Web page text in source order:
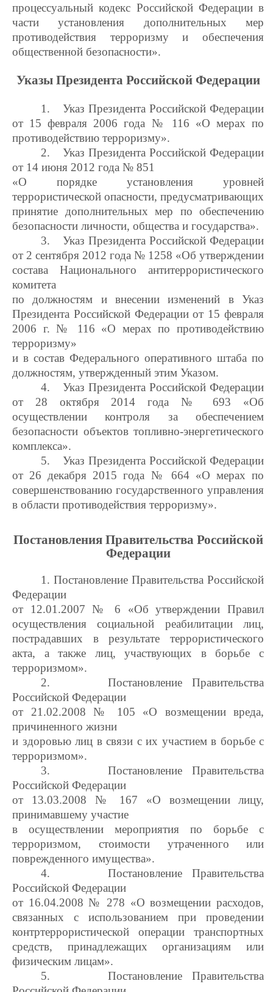
процессуальный кодекс Российской Федерации в
части установления дополнительных мер
противодействия терроризму и обеспечения
общественной безопасности».
Указы Президента Российской Федерации
1.
Указ Президента Российской Федерации
от 15 февраля 2006 года № 116 «О мерах по
противодействию терроризму».
2.
Указ Президента Российской Федерации
от 14 июня 2012 года № 851
«О порядке установления уровней
террористической опасности, предусматривающих
принятие дополнительных мер по обеспечению
безопасности личности, общества и государства».
3.
Указ Президента Российской Федерации
от 2 сентября 2012 года № 1258 «Об утверждении
состава Национального антитеррористического
комитета
по должностям и внесении изменений в Указ
Президента Российской Федерации от 15 февраля
2006 г. № 116 «О мерах по противодействию
терроризму»
и в состав Федерального оперативного штаба по
должностям, утвержденный этим Указом.
4.
Указ Президента Российской Федерации
от 28 октября 2014 года № 693 «Об
осуществлении контроля за обеспечением
безопасности объектов топливно-энергетического
комплекса».
5.
Указ Президента Российской Федерации
от 26 декабря 2015 года № 664 «О мерах по
совершенствованию государственного управления
в области противодействия терроризму».
Постановления Правительства Российской
Федерации
1. Постановление Правительства Российской
Федерации
от 12.01.2007 № 6 «Об утверждении Правил
осуществления социальной реабилитации лиц,
пострадавших в результате террористического
акта, а также лиц, участвующих в борьбе с
терроризмом».
2.
Постановление Правительства
Российской Федерации
от 21.02.2008 № 105 «О возмещении вреда,
причиненного жизни
и здоровью лиц в связи с их участием в борьбе с
терроризмом».
3.
Постановление Правительства
Российской Федерации
от 13.03.2008 № 167 «О возмещении лицу,
принимавшему участие
в осуществлении мероприятия по борьбе с
терроризмом, стоимости утраченного или
поврежденного имущества».
4.
Постановление Правительства
Российской Федерации
от 16.04.2008 № 278 «О возмещении расходов,
связанных с использованием при проведении
контртеррористической операции транспортных
средств, принадлежащих организациям или
физическим лицам».
5.
Постановление Правительства